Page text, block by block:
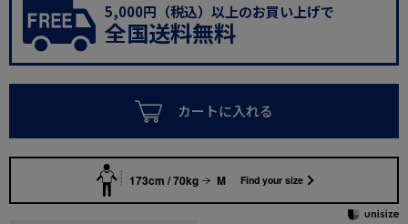
5,000円（税込）以上のお買い上げで
全国送料無料
カートに入れる
173cm / 70kg M Find your size